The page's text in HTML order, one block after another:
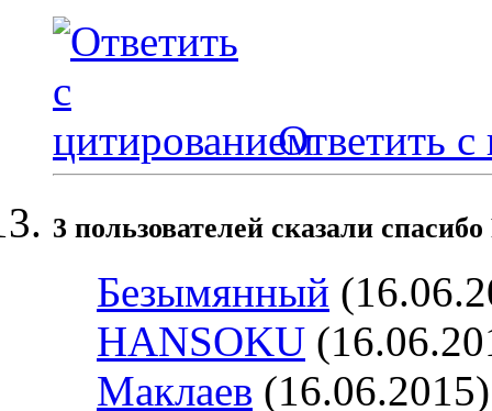
Ответить с
3 пользователей сказали
Безымянный
HANSOKU
Маклаев (16.06.2015)